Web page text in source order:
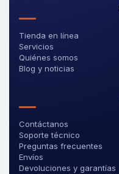
Tienda en línea
Servicios
Quiénes somos
Blog y noticias
Contáctanos
Soporte técnico
Preguntas frecuentes
Envíos
Devoluciones y garantías